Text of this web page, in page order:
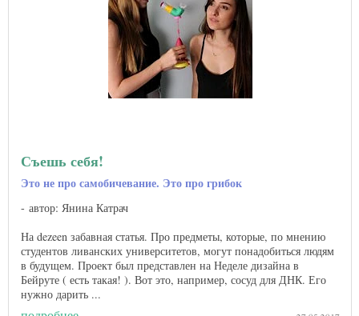
Съешь себя!
Это не про самобичевание. Это про грибок
автор: Янина Катрач
На dezeen забавная статья. Про предметы, которые, по мнению
студентов ливанских университетов, могут понадобиться людям
в будущем. Проект был представлен на Неделе дизайна в
Бейруте ( есть такая! ). Вот это, например, сосуд для ДНК. Его
нужно дарить ...